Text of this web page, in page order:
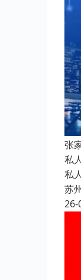
张
私
私
苏
26-